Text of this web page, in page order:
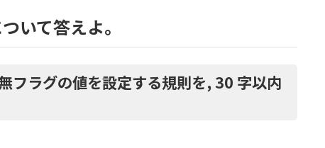
いて答えよ。
フラグの値を設定する規則を, 30 字以内